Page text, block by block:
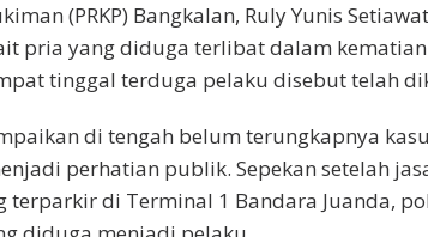
(PRKP) Bangkalan, Ruly Yunis
pria yang diduga terlibat dalam kematian
tinggal terduga pelaku disebut telah
di tengah belum terungkapnya
perhatian publik. Sepekan setelah
terparkir di Terminal 1 Bandara Juanda,